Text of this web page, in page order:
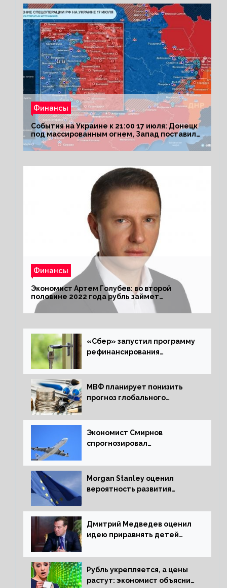
Финансы
События на Украине к 21:00 17 июля: Донецк
под массированным огнем, Запад поставил
Киеву ультиматум
Финансы
Экономист Артем Голубев: во второй
половине 2022 года рубль займет
комфортный курс
«Сбер» запустил программу
рефинансирования
МВФ планирует понизить
прогноз глобального
следующем отчете
Экономист Смирнов
спрогнозировал
России
Morgan Stanley оценил
вероятность развития
Дмитрий Медведев оценил
идею приравнять детей
Рубль укрепляется, а цены
растут: экономист объяснил